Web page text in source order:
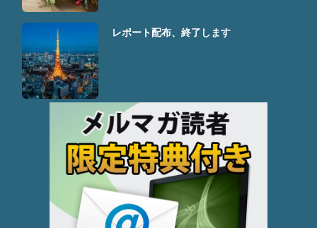
レポート配布、終了します